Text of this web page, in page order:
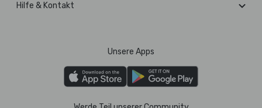
Hilfe & Kontakt
Unsere Apps